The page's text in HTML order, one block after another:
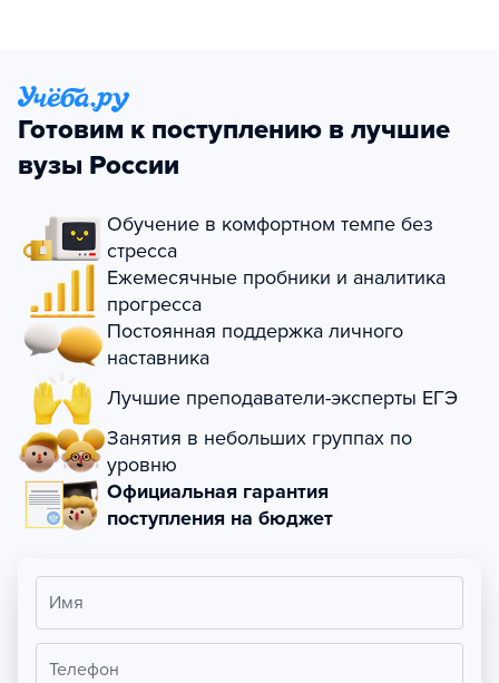
Готовим к поступлению в лучшие
вузы России
Обучение в комфортном темпе без
стресса
Ежемесячные пробники и аналитика
прогресса
Постоянная поддержка личного
наставника
Лучшие преподаватели-эксперты ЕГЭ
Занятия в небольших группах по
уровню
Официальная гарантия
поступления на бюджет
Имя
Телефон